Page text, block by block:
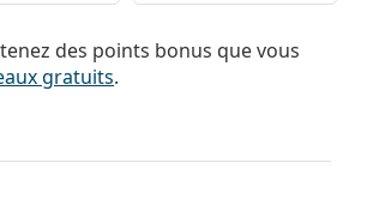
des points bonus que vous
gratuits.